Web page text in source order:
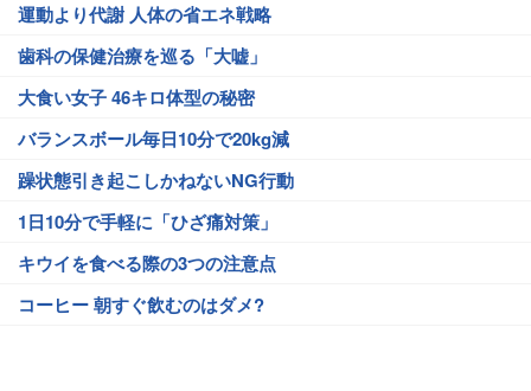
運動より代謝 人体の省エネ戦略
歯科の保健治療を巡る「大嘘」
大食い女子 46キロ体型の秘密
バランスボール毎日10分で20kg減
躁状態引き起こしかねないNG行動
1日10分で手軽に「ひざ痛対策」
キウイを食べる際の3つの注意点
コーヒー 朝すぐ飲むのはダメ?